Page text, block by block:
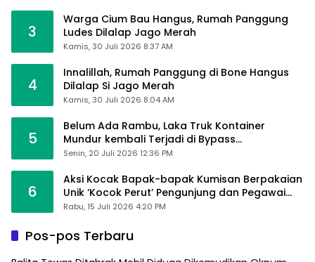
3
Warga Cium Bau Hangus, Rumah Panggung
Ludes Dilalap Jago Merah
Kamis, 30 Juli 2026 8:37 AM
4
Innalillah, Rumah Panggung di Bone Hangus
Dilalap Si Jago Merah
Kamis, 30 Juli 2026 8:04 AM
5
Belum Ada Rambu, Laka Truk Kontainer
Mundur kembali Terjadi di Bypass
Sumpallabbu
Senin, 20 Juli 2026 12:36 PM
6
Aksi Kocak Bapak-bapak Kumisan Berpakaian
Unik ‘Kocok Perut’ Pengunjung dan Pegawai
Alfamart, Ngaku Aktifkan Layar Sentuh Atm
Rabu, 15 Juli 2026 4:20 PM
Pos-pos Terbaru